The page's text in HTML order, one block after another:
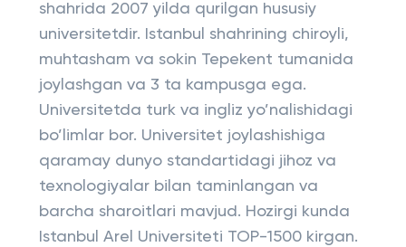
shahrida 2007 yilda qurilgan hususiy
universitetdir. Istanbul shahrining chiroyli,
muhtasham va sokin Tepekent tumanida
joylashgan va 3 ta kampusga ega.
Universitetda turk va ingliz yo’nalishidagi
bo’limlar bor. Universitet joylashishiga
qaramay dunyo standartidagi jihoz va
texnologiyalar bilan taminlangan va
barcha sharoitlari mavjud. Hozirgi kunda
Istanbul Arel Universiteti TOP-1500 kirgan.